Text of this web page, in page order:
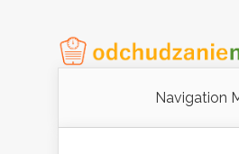
Navigation